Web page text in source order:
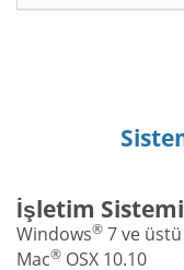
İşletim Sistemi
Windows® 7 ve üstü
Mac® OSX 10.10